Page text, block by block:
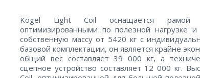
Kögel Light Coil оснащается рамой
оптимизированными по полезной нагрузке
собственную массу от 5420 кг с
базовой комплектации, он является крайне
общий вес составляет 39 000 кг, а
сцепное устройство составляет 12 000 кг.